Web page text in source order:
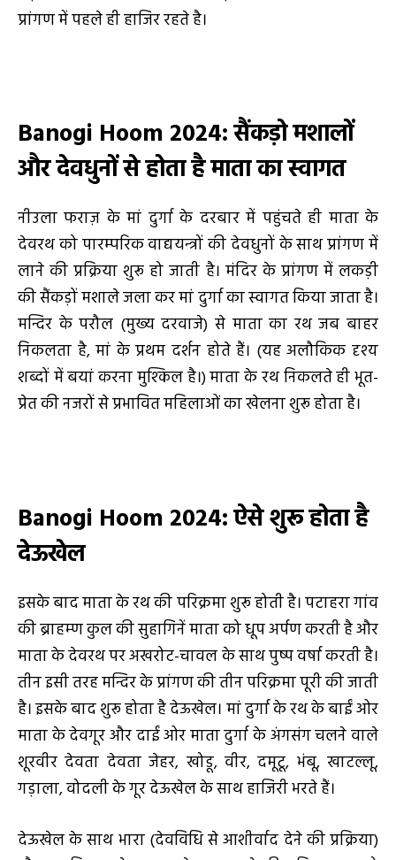
प्रांगण में पहले ही हाजिर रहते है।
Banogi Hoom 2024:सैंकड़ो मशालों
और देवधुनों से होता है माता का स्वागत
नीउला फराज़ के मां दुर्गा के दरबार में पहुंचते ही माता के
देवरथ को पारम्परिक वाद्ययन्त्रों की देवधुनों के साथ प्रांगण में
लाने की प्रक्रिया शुरू हो जाती है। मंदिर के प्रांगण में लकड़ी
की सैंकड़ों मशाले जला कर मां दुर्गा का स्वागत किया जाता है।
मन्दिर के परौल (मुख्य दरवाजे) से माता का रथ जब बाहर
निकलता है, मां के प्रथम दर्शन होते हैं। (यह अलौकिक दृश्य
शब्दों में बयां करना मुश्किल है।) माता के रथ निकलते ही भूत-
प्रेत की नजरों से प्रभावित महिलाओं का खेलना शुरू होता है।
Banogi Hoom 2024:ऐसे शुरू होता है
देऊखेल
इसके बाद माता के रथ की परिक्रमा शुरू होती है। पटाहरा गांव
की ब्राहम्ण कुल की सुहागिनें माता को धूप अर्पण करती है और
माता के देवरथ पर अखरोट-चावल के साथ पुष्प वर्षा करती है।
तीन इसी तरह मन्दिर के प्रांगण की तीन परिक्रमा पूरी की जाती
है। इसके बाद शुरू होता है देऊखेल। मां दुर्गा के रथ के बाईं ओर
माता के देवगूर और दाईं ओर माता दुर्गा के अंगसंग चलने वाले
शूरवीर देवता देवता जेहर, खोडू, वीर, दमूटू, भंबू, खाटल्लू,
गड़ाला, वोदली के गूर देऊखेल के साथ हाजिरी भरते हैं।
देऊखेल के साथ भारा (देवविधि से आशीर्वाद देने की प्रक्रिया)